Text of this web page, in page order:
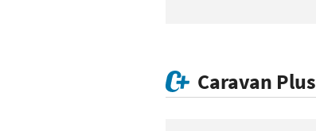
Caravan Plus